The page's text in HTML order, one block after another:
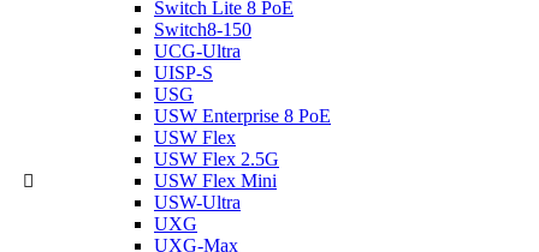
Switch Lite 8 PoE
Switch8-150
UCG-Ultra
UISP-S
USG
USW Enterprise 8 PoE
USW Flex
USW Flex 2.5G
USW Flex Mini
USW-Ultra
UXG
UXG-Max